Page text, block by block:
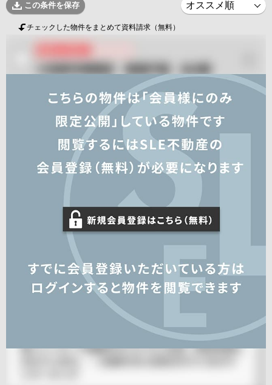
この条件を保存
チェックした物件をまとめて資料請求（無料）